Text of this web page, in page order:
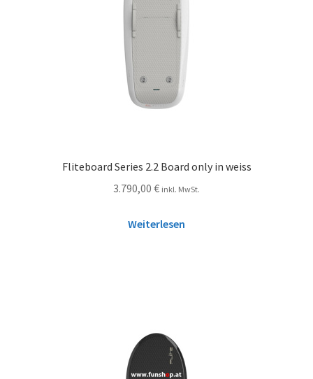
Fliteboard Series 2.2 Board only in weiss
3.790,00 € inkl. MwSt.
Weiterlesen